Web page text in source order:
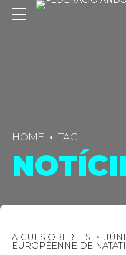
C/ Narciso Yepes s/n AD300
HOME TAG
AIGÜES OBERTES
EUROPÉENNE DE